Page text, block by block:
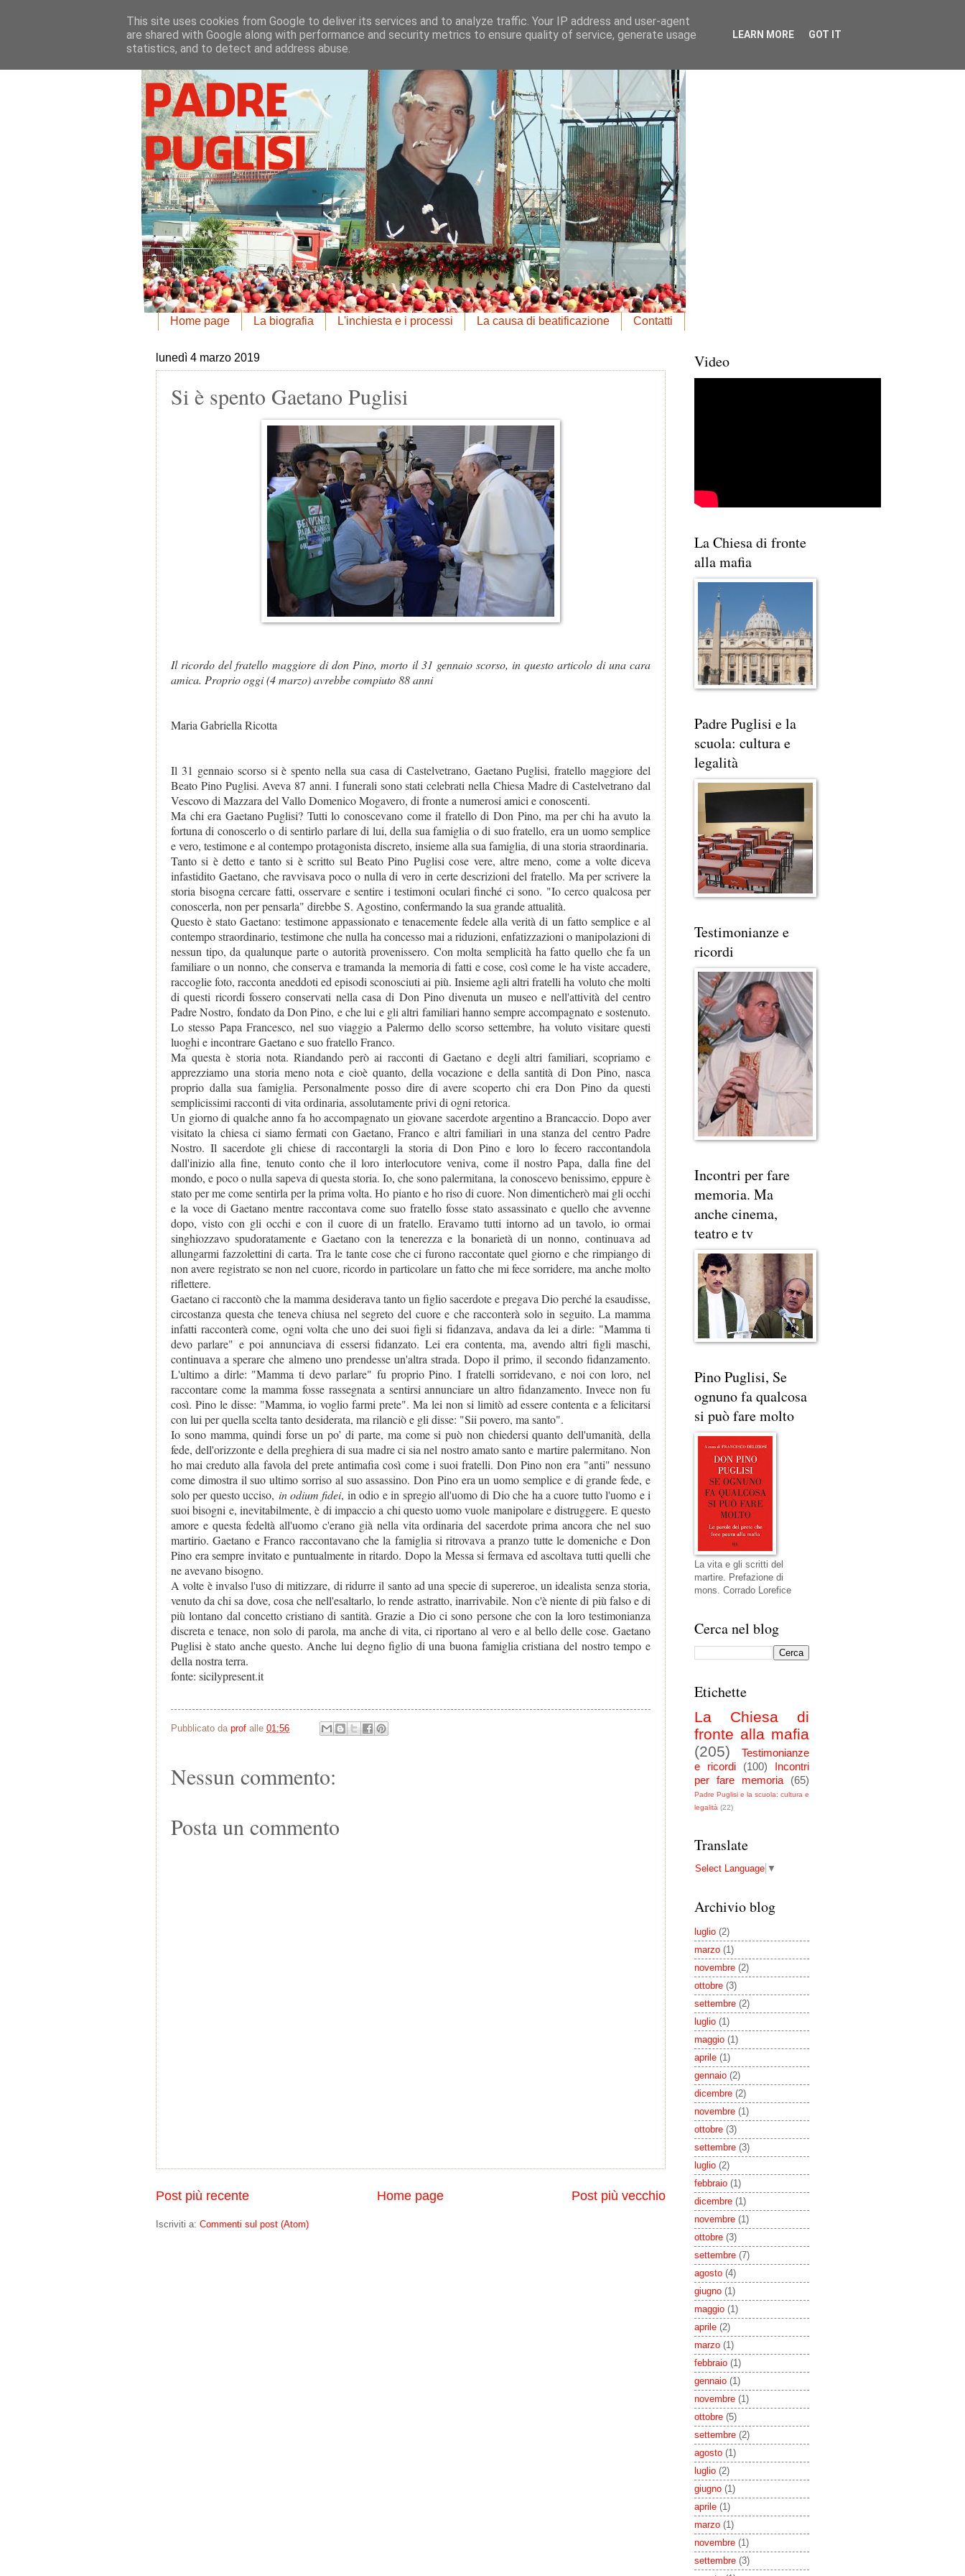
Home page La biografia L'inchiesta e i processi La causa di beatificazione Contatti
lunedì 4 marzo 2019
Si è spento Gaetano Puglisi
Il ricordo del fratello maggiore di don Pino, morto il 31 gennaio scorso, in questo articolo di una cara
amica. Proprio oggi (4 marzo) avrebbe compiuto 88 anni
Maria Gabriella Ricotta
Il 31 gennaio scorso si è spento nella sua casa di Castelvetrano, Gaetano Puglisi, fratello maggiore del
Beato Pino Puglisi. Aveva 87 anni. I funerali sono stati celebrati nella Chiesa Madre di Castelvetrano dal
Vescovo di Mazzara del Vallo Domenico Mogavero, di fronte a numerosi amici e conoscenti.
Ma chi era Gaetano Puglisi? Tutti lo conoscevano come il fratello di Don Pino, ma per chi ha avuto la
fortuna di conoscerlo o di sentirlo parlare di lui, della sua famiglia o di suo fratello, era un uomo semplice
e vero, testimone e al contempo protagonista discreto, insieme alla sua famiglia, di una storia straordinaria.
Tanto si è detto e tanto si è scritto sul Beato Pino Puglisi cose vere, altre meno, come a volte diceva
infastidito Gaetano, che ravvisava poco o nulla di vero in certe descrizioni del fratello. Ma per scrivere la
storia bisogna cercare fatti, osservare e sentire i testimoni oculari finché ci sono. "Io cerco qualcosa per
conoscerla, non per pensarla" direbbe S. Agostino, confermando la sua grande attualità.
Questo è stato Gaetano: testimone appassionato e tenacemente fedele alla verità di un fatto semplice e al
contempo straordinario, testimone che nulla ha concesso mai a riduzioni, enfatizzazioni o manipolazioni di
nessun tipo, da qualunque parte o autorità provenissero. Con molta semplicità ha fatto quello che fa un
familiare o un nonno, che conserva e tramanda la memoria di fatti e cose, così come le ha viste accadere,
raccoglie foto, racconta aneddoti ed episodi sconosciuti ai più. Insieme agli altri fratelli ha voluto che molti
di questi ricordi fossero conservati nella casa di Don Pino divenuta un museo e nell'attività del centro
Padre Nostro, fondato da Don Pino, e che lui e gli altri familiari hanno sempre accompagnato e sostenuto.
Lo stesso Papa Francesco, nel suo viaggio a Palermo dello scorso settembre, ha voluto visitare questi
luoghi e incontrare Gaetano e suo fratello Franco.
Ma questa è storia nota. Riandando però ai racconti di Gaetano e degli altri familiari, scopriamo e
apprezziamo una storia meno nota e cioè quanto, della vocazione e della santità di Don Pino, nasca
proprio dalla sua famiglia. Personalmente posso dire di avere scoperto chi era Don Pino da questi
semplicissimi racconti di vita ordinaria, assolutamente privi di ogni retorica.
Un giorno di qualche anno fa ho accompagnato un giovane sacerdote argentino a Brancaccio. Dopo aver
visitato la chiesa ci siamo fermati con Gaetano, Franco e altri familiari in una stanza del centro Padre
Nostro. Il sacerdote gli chiese di raccontargli la storia di Don Pino e loro lo fecero raccontandola
dall'inizio alla fine, tenuto conto che il loro interlocutore veniva, come il nostro Papa, dalla fine del
mondo, e poco o nulla sapeva di questa storia. Io, che sono palermitana, la conoscevo benissimo, eppure è
stato per me come sentirla per la prima volta. Ho pianto e ho riso di cuore. Non dimenticherò mai gli occhi
e la voce di Gaetano mentre raccontava come suo fratello fosse stato assassinato e quello che avvenne
dopo, visto con gli occhi e con il cuore di un fratello. Eravamo tutti intorno ad un tavolo, io ormai
singhiozzavo spudoratamente e Gaetano con la tenerezza e la bonarietà di un nonno, continuava ad
allungarmi fazzolettini di carta. Tra le tante cose che ci furono raccontate quel giorno e che rimpiango di
non avere registrato se non nel cuore, ricordo in particolare un fatto che mi fece sorridere, ma anche molto
riflettere.
Gaetano ci raccontò che la mamma desiderava tanto un figlio sacerdote e pregava Dio perché la esaudisse,
circostanza questa che teneva chiusa nel segreto del cuore e che racconterà solo in seguito. La mamma
infatti racconterà come, ogni volta che uno dei suoi figli si fidanzava, andava da lei a dirle: "Mamma ti
devo parlare" e poi annunciava di essersi fidanzato. Lei era contenta, ma, avendo altri figli maschi,
continuava a sperare che almeno uno prendesse un'altra strada. Dopo il primo, il secondo fidanzamento.
L'ultimo a dirle: "Mamma ti devo parlare" fu proprio Pino. I fratelli sorridevano, e noi con loro, nel
raccontare come la mamma fosse rassegnata a sentirsi annunciare un altro fidanzamento. Invece non fu
così. Pino le disse: "Mamma, io voglio farmi prete". Ma lei non si limitò ad essere contenta e a felicitarsi
con lui per quella scelta tanto desiderata, ma rilanciò e gli disse: "Sii povero, ma santo".
Io sono mamma, quindi forse un po’ di parte, ma come si può non chiedersi quanto dell'umanità, della
fede, dell'orizzonte e della preghiera di sua madre ci sia nel nostro amato santo e martire palermitano. Non
ho mai creduto alla favola del prete antimafia così come i suoi fratelli. Don Pino non era "anti" nessuno
come dimostra il suo ultimo sorriso al suo assassino. Don Pino era un uomo semplice e di grande fede, e
solo per questo ucciso, in odium fidei, in odio e in spregio all'uomo di Dio che ha a cuore tutto l'uomo e i
suoi bisogni e, inevitabilmente, è di impaccio a chi questo uomo vuole manipolare e distruggere. E questo
amore e questa fedeltà all'uomo c'erano già nella vita ordinaria del sacerdote prima ancora che nel suo
martirio. Gaetano e Franco raccontavano che la famiglia si ritrovava a pranzo tutte le domeniche e Don
Pino era sempre invitato e puntualmente in ritardo. Dopo la Messa si fermava ed ascoltava tutti quelli che
ne avevano bisogno.
A volte è invalso l'uso di mitizzare, di ridurre il santo ad una specie di supereroe, un idealista senza storia,
venuto da chi sa dove, cosa che nell'esaltarlo, lo rende astratto, inarrivabile. Non c'è niente di più falso e di
più lontano dal concetto cristiano di santità. Grazie a Dio ci sono persone che con la loro testimonianza
discreta e tenace, non solo di parola, ma anche di vita, ci riportano al vero e al bello delle cose. Gaetano
Puglisi è stato anche questo. Anche lui degno figlio di una buona famiglia cristiana del nostro tempo e
della nostra terra.
fonte: sicilypresent.it
Pubblicato da prof alle 01:56
Nessun commento:
Posta un commento
Post più recente Post più vecchio
Home page
Iscriviti a: Commenti sul post (Atom)
Video
La Chiesa di fronte
alla mafia
Padre Puglisi e la
scuola: cultura e
legalità
Testimonianze e
ricordi
Incontri per fare
memoria. Ma
anche cinema,
teatro e tv
Pino Puglisi, Se
ognuno fa qualcosa
si può fare molto
La vita e gli scritti del
martire. Prefazione di
mons. Corrado Lorefice
Cerca nel blog
Etichette
La Chiesa di
fronte alla mafia
(205)
Testimonianze
e ricordi
(100)
Incontri
per fare memoria
(65)
Padre Puglisi e la scuola: cultura e
legalità (22)
Translate
Select Language ▼
Archivio blog
luglio (2)
marzo (1)
novembre (2)
ottobre (3)
settembre (2)
luglio (1)
maggio (1)
aprile (1)
gennaio (2)
dicembre (2)
novembre (1)
ottobre (3)
settembre (3)
luglio (2)
febbraio (1)
dicembre (1)
novembre (1)
ottobre (3)
settembre (7)
agosto (4)
giugno (1)
maggio (1)
aprile (2)
marzo (1)
febbraio (1)
gennaio (1)
novembre (1)
ottobre (5)
settembre (2)
agosto (1)
luglio (2)
giugno (1)
aprile (1)
marzo (1)
novembre (1)
settembre (3)
This site uses cookies from Google to deliver its services and to analyze traffic. Your IP address and user-agent
are shared with Google along with performance and security metrics to ensure quality of service, generate usage
statistics, and to detect and address abuse.
LEARN MORE GOT IT